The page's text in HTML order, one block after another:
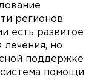
регионов
есть развитое
лечения, но
поддержке
помощи